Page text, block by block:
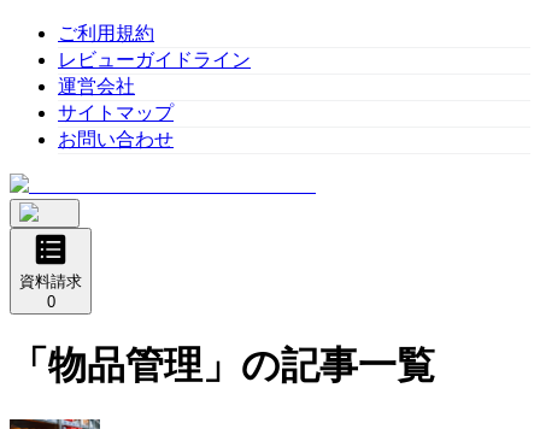
ご利用規約
レビューガイドライン
運営会社
サイトマップ
お問い合わせ
資料請求
0
「 物品管理 」の記事一覧